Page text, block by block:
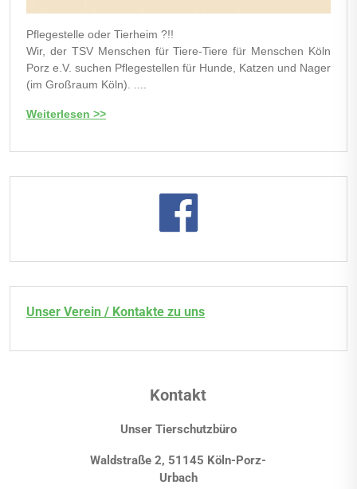
Pflegestelle oder Tierheim ?!!
Wir, der TSV Menschen für Tiere-Tiere für Menschen Köln
Porz e.V. suchen Pflegestellen für Hunde, Katzen und Nager
(im Großraum Köln). ....
Weiterlesen >>
Unser Verein / Kontakte zu uns
Kontakt
Unser Tierschutzbüro
Waldstraße 2, 51145 Köln-Porz-
Urbach